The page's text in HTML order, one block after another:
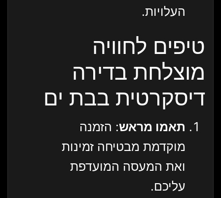
העלויות.
טיפים לחוויה
מוצלחת בדירה
דיסקרטית בבת ים
תאמו מראש: הזמנה
מוקדמת מבטיחה זמינות
ואת המעסה המועדפת
עליכם.